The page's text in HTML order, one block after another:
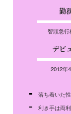
勤
智頭急行
デビ
2012年
落ち着いた
利き手は両